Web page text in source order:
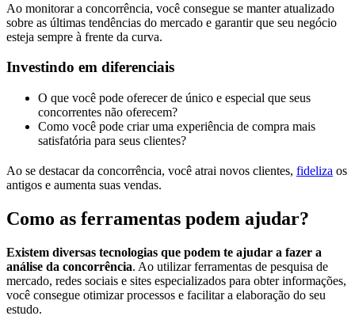
Ao monitorar a concorrência, você consegue se manter atualizado
sobre as últimas tendências do mercado e garantir que seu negócio
esteja sempre à frente da curva.
Investindo em diferenciais
O que você pode oferecer de único e especial que seus
concorrentes não oferecem?
Como você pode criar uma experiência de compra mais
satisfatória para seus clientes?
Ao se destacar da concorrência, você atrai novos clientes, fideliza os
antigos e aumenta suas vendas.
Como as ferramentas podem ajudar?
Existem diversas tecnologias que podem te ajudar a fazer a
análise da concorrência. Ao utilizar ferramentas de pesquisa de
mercado, redes sociais e sites especializados para obter informações,
você consegue otimizar processos e facilitar a elaboração do seu
estudo.